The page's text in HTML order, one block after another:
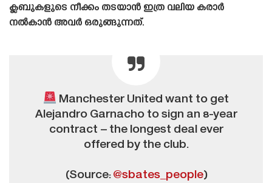
ക്ലബുകളുടെ നീക്കം തടയാൻ ഇത്ര വലിയ കരാർ
നൽകാൻ അവർ ഒരുങ്ങുന്നത്.
Manchester United want to get
Alejandro Garnacho to sign an 8-year
contract – the longest deal ever
offered by the club.
(Source:@sbates_people)